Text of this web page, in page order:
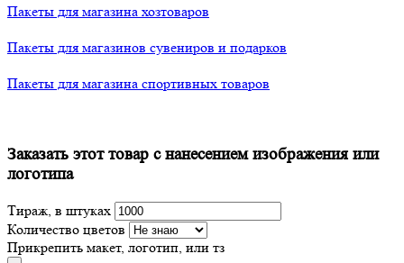
Пакеты для магазина хозтоваров
Пакеты для магазинов сувениров и подарков
Пакеты для магазина спортивных товаров
Заказать этот товар с нанесением изображения или
логотипа
Тираж, в штуках
Количество цветов
Прикрепить макет, логотип, или тз